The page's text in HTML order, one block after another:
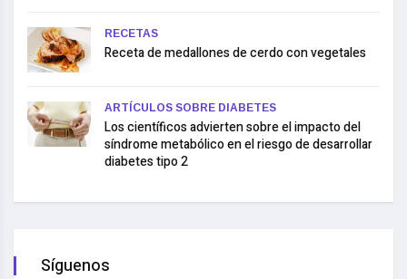
RECETAS
Receta de medallones de cerdo con vegetales
ARTÍCULOS SOBRE DIABETES
Los científicos advierten sobre el impacto del
síndrome metabólico en el riesgo de desarrollar
diabetes tipo 2
Síguenos